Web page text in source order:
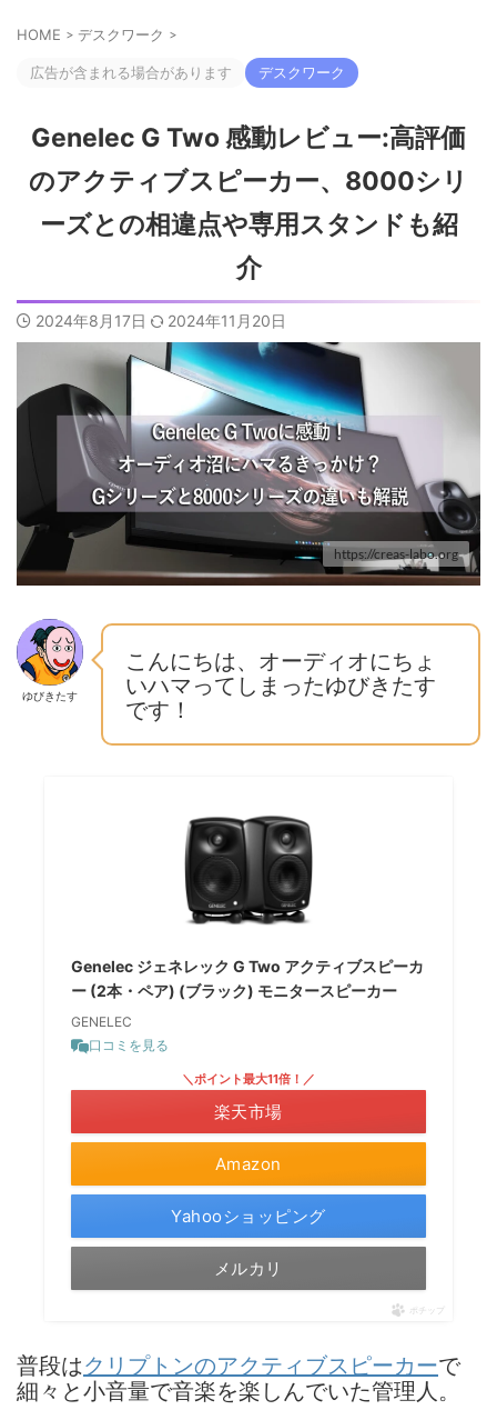
HOME > デスクワーク >
広告が含まれる場合があります デスクワーク
Genelec G Two 感動レビュー:高評価
のアクティブスピーカー、8000シリ
ーズとの相違点や専用スタンドも紹
介
2024年8月17日 2024年11月20日
https://creas-labo.org
ゆびきたす
こんにちは、オーディオにちょ
いハマってしまったゆびきたす
です！
Genelec ジェネレック G Two アクティブスピーカ
ー (2本・ペア) (ブラック) モニタースピーカー
GENELEC
口コミを見る
Amazon
＼ポイント最大11倍！／
楽天市場
Yahooショッピング
メルカリ
ポチップ
普段はクリプトンのアクティブスピーカーで
細々と小音量で音楽を楽しんでいた管理人。